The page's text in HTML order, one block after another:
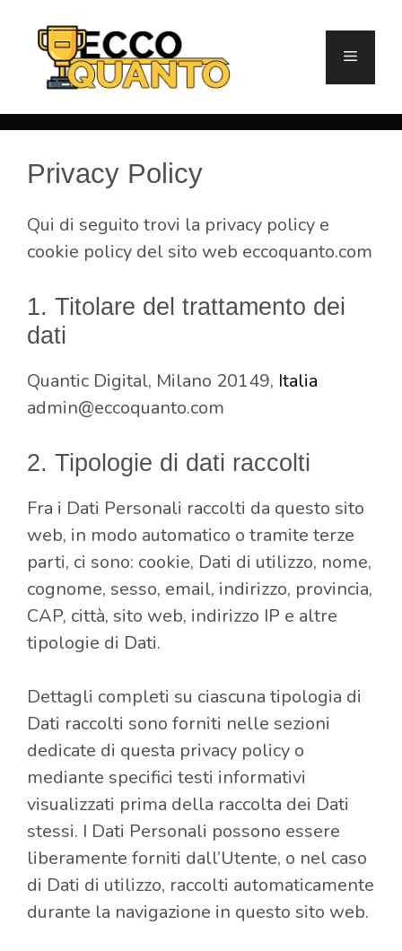
contenuto
Menu
Privacy Policy
Qui di seguito trovi la privacy policy e
cookie policy del sito web eccoquanto.com
1. Titolare del trattamento dei
dati
Quantic Digital, Milano 20149, Italia
admin@eccoquanto.com
2. Tipologie di dati raccolti
Fra i Dati Personali raccolti da questo sito
web, in modo automatico o tramite terze
parti, ci sono: cookie, Dati di utilizzo, nome,
cognome, sesso, email, indirizzo, provincia,
CAP, città, sito web, indirizzo IP e altre
tipologie di Dati.
Dettagli completi su ciascuna tipologia di
Dati raccolti sono forniti nelle sezioni
dedicate di questa privacy policy o
mediante specifici testi informativi
visualizzati prima della raccolta dei Dati
stessi. I Dati Personali possono essere
liberamente forniti dall’Utente, o nel caso
di Dati di utilizzo, raccolti automaticamente
durante la navigazione in questo sito web.